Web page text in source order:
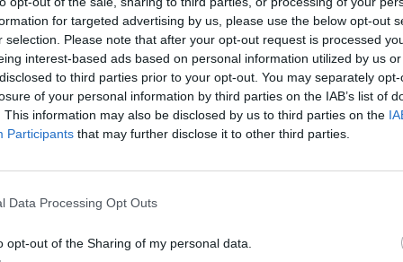
for targeted advertising by us, please use the below opt-out
selection. Please note that after your opt-out request is processed
interest-based ads based on personal information utilized by us
to third parties prior to your opt-out. You may separately
of your personal information by third parties on the IAB’s list of
This information may also be disclosed by us to third parties on the
Participants that may further disclose it to other third parties.
Data Processing Opt Outs
opt-out of the Sharing of my personal data.
Eχω πει όχι σε μεγάλη σειρά και δεν
Γιάννης Αϊβάζης.
με σεβασμό. Πάντα υπάρχουν
ή μπορεί να σε φέρουν σε δύσκολη
σημασία έχει ποιος το λέει. Έχουν
έχουν υπάρξει στιγμές που έχω
δημοσιογράφος ντυμένος γιατρός μέσα
παράνοια. Όταν ήταν έγκυος η Μαρία